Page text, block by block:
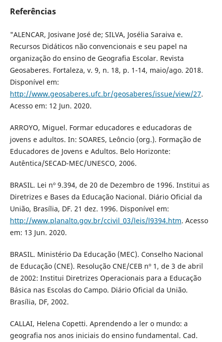
Referências
"ALENCAR, Josivane José de; SILVA, Josélia Saraiva e.
Recursos Didáticos não convencionais e seu papel na
organização do ensino de Geografia Escolar. Revista
Geosaberes. Fortaleza, v. 9, n. 18, p. 1-14, maio/ago. 2018.
Disponível em:
http://www.geosaberes.ufc.br/geosaberes/issue/view/27.
Acesso em: 12 Jun. 2020.
ARROYO, Miguel. Formar educadores e educadoras de
jovens e adultos. In: SOARES, Leôncio (org.). Formação de
Educadores de Jovens e Adultos. Belo Horizonte:
Autêntica/SECAD-MEC/UNESCO, 2006.
BRASIL. Lei nº 9.394, de 20 de Dezembro de 1996. Institui as
Diretrizes e Bases da Educação Nacional. Diário Oficial da
União, Brasília, DF. 21 dez. 1996. Disponível em:
http://www.planalto.gov.br/ccivil_03/leis/l9394.htm. Acesso
em: 13 Jun. 2020.
BRASIL. Ministério Da Educação (MEC). Conselho Nacional
de Educação (CNE). Resolução CNE/CEB nº 1, de 3 de abril
de 2002: Institui Diretrizes Operacionais para a Educação
Básica nas Escolas do Campo. Diário Oficial da União.
Brasília, DF, 2002.
CALLAI, Helena Copetti. Aprendendo a ler o mundo: a
geografia nos anos iniciais do ensino fundamental. Cad.